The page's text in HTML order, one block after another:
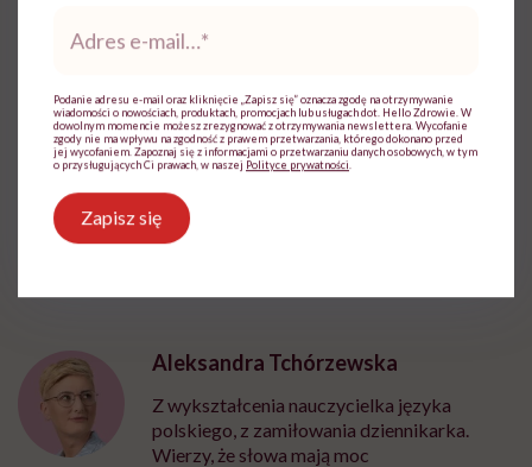
wymagana jest zgoda na pliki cookie.
Aleksandra Tchórzewska
Z wykształcenia nauczycielka języka
polskiego, z zamiłowania dziennikarka.
Wierzy, że słowa mają moc
mail*
Podanie adresu e-mail oraz kliknięcie „Zapisz się” oznacza zgodę na otrzymywanie
wiadomości o nowościach, produktach, promocjach lub usługach dot. Hello Zdrowie. W
dowolnym momencie możesz zrezygnować z otrzymywania newslettera. Wycofanie
zgody nie ma wpływu na zgodność z prawem przetwarzania, którego dokonano przed
jej wycofaniem. Zapoznaj się z informacjami o przetwarzaniu danych osobowych, w tym
o przysługujących Ci prawach, w naszej Polityce prywatności
Zapisz się